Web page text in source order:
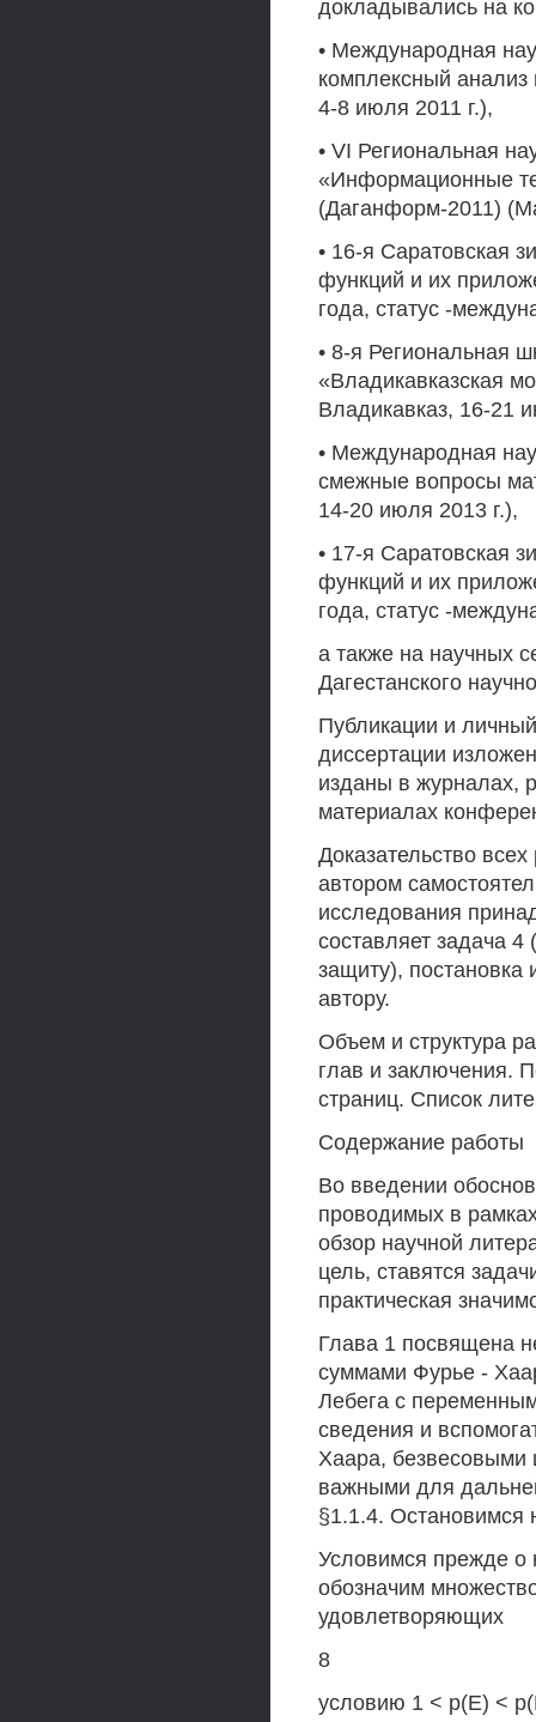
докладывались на
• Международная
комплексный
4-8 июля 2011 г.),
• VI Региональная
«Информационные
(Даганформ-2011)
• 16-я Саратовская
функций и их
года, статус -
• 8-я Региональная
«Владикавказская
Владикавказ, 16-21
• Международная
смежные вопросы
14-20 июля 2013 г.),
• 17-я Саратовская
функций и их
года, статус -
а также на научных
Дагестанского
Публикации и
диссертации
изданы в журналах,
материалах
Доказательство
автором
исследования
составляет задача
защиту),
автору.
Объем и структура
глав и заключения.
страниц. Список
Содержание работы
Во введении
проводимых в
обзор научной
цель, ставятся
практическая
Глава 1 посвящена
суммами Фурье -
Лебега с
сведения и
Хаара, безвесовыми
важными для
§1.1.4. Остановимся
Условимся прежде о
обозначим
удовлетворяющих
8
условию 1 < р(Е) <